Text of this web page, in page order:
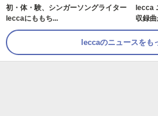
初・体・験、シンガーソングライター
leccaにももち...
lecca
収録
leccaのニュースをも